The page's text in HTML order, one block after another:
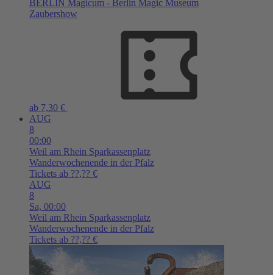
BERLIN Magicum - Berlin Magic Museum
Zaubershow
ab 7,30 €
AUG
8
00:00
Weil am Rhein Sparkassenplatz
Wanderwochenende in der Pfalz
Tickets ab ??,?? €
AUG
8
Sa, 00:00
Weil am Rhein Sparkassenplatz
Wanderwochenende in der Pfalz
Tickets ab ??,?? €